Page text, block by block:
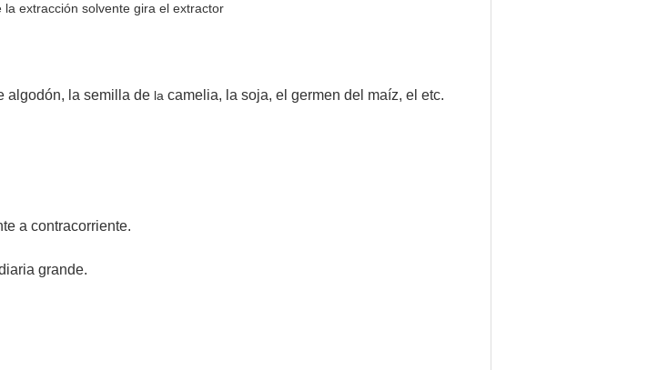
extracción solvente gira el extractor
algodón, la semilla de la camelia, la soja, el germen del maíz, el etc.
a contracorriente.
grande.